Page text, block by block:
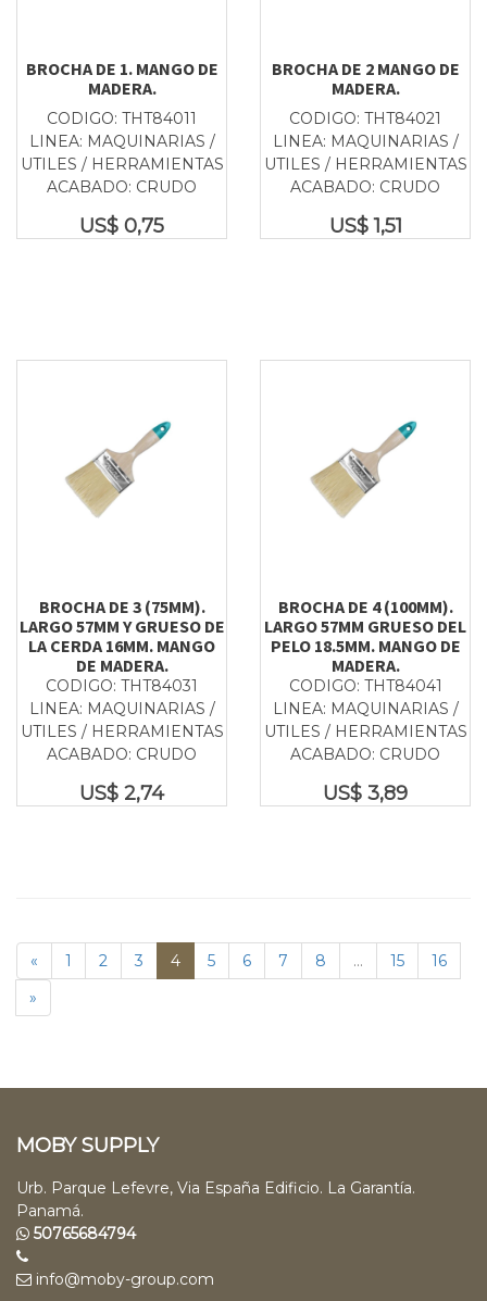
BROCHA DE 1. MANGO DE
MADERA.
CODIGO: THT84011
LINEA: MAQUINARIAS /
UTILES / HERRAMIENTAS
ACABADO: CRUDO
US$ 0,75
BROCHA DE 2 MANGO DE
MADERA.
CODIGO: THT84021
LINEA: MAQUINARIAS /
UTILES / HERRAMIENTAS
ACABADO: CRUDO
US$1,51
BROCHA DE 3 (75MM).
LARGO 57MM Y GRUESO DE
LA CERDA 16MM. MANGO
DE MADERA.
CODIGO: THT84031
LINEA: MAQUINARIAS /
UTILES / HERRAMIENTAS
ACABADO: CRUDO
US$ 2,74
BROCHA DE 4 (100MM).
LARGO 57MM GRUESO DEL
PELO 18.5MM. MANGO DE
MADERA.
CODIGO: THT84041
LINEA: MAQUINARIAS /
UTILES / HERRAMIENTAS
ACABADO: CRUDO
US$ 3,89
« 1 2 3 4 5 6 7 8 ... 15
16
»
MOBY SUPPLY
Urb. Parque Lefevre, Via España Edificio. La Garantía.
Panamá.
50765684794
info@moby-group.com